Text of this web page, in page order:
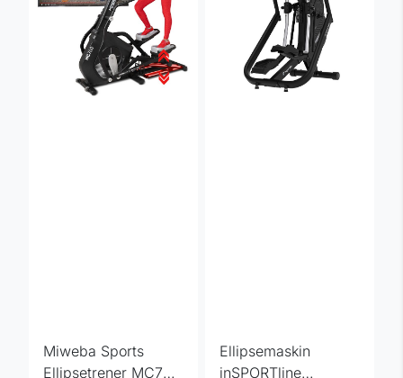
Miweba Sports
Ellipsetrener MC700
Ellipsemaskin
inSPORTline